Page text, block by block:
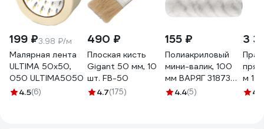
199 ₽3.98 ₽/м
Малярная лента
ULTIMA 50x50,
050 ULTIMA5050
4.5(6)
490 ₽
Плоская кисть
Gigant 50 мм, 10
шт. FB-50
4.7(175)
155 ₽
Полиакриловый
мини-валик, 100
мм ВАРЯГ 31873
тов-149014 (2 шт.)
4.4(5)
3
м
4